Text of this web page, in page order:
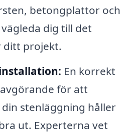
betongplattor och
dig till det
ditt projekt.
En korrekt
för att
stenläggning håller
ut. Experterna vet